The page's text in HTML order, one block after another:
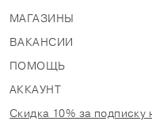
МАГАЗИНЫ
ВАКАНСИИ
ПОМОЩЬ
АККАУНТ
Скидка 10% за